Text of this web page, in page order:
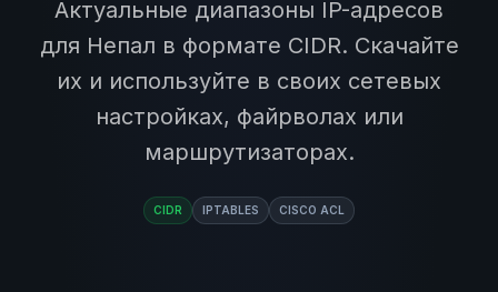
Актуальные диапазоны IP-адресов
для Непал в формате CIDR. Скачайте
их и используйте в своих сетевых
настройках, файрволах или
маршрутизаторах.
CIDR IPTABLES CISCO ACL